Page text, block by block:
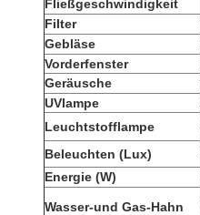
Fließgeschwindigkeit
Filter
Gebläse
Vorderfenster
Geräusche
UVlampe
Leuchtstofflampe
Beleuchten (Lux)
Energie (W)
Wasser-und Gas-Hahn